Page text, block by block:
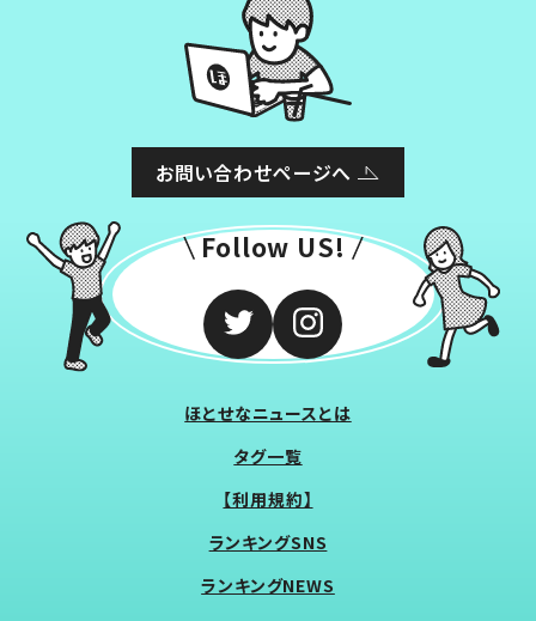
お問い合わせページへ
Follow US!
ほとせなニュースとは
タグ一覧
【利用規約】
ランキングSNS
ランキングNEWS